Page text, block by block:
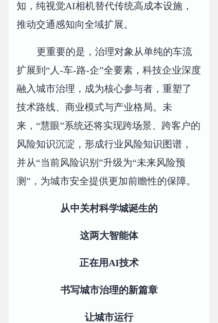
知，纯视觉AI相机替代传统高成本设施，
推动交通感知向全域扩展。
更重要的是，治理对象从单纯的车流
扩展到“人-车-路-企”全要素，科技企业深度
融入城市治理，成为核心参与者，重塑了
技术路线、商业模式与产业格局。未
来，“慧眼”系统还将实现跨场景、跨客户的
风险知识沉淀，形成行业风险知识图谱，
并从“当前风险识别”升级为“未来风险预
测”，为城市安全提供更加前瞻性的保障。
从中关村科学城诞生的
这两大智能体
正在用AI技术
书写城市治理的新篇章
让城市运行